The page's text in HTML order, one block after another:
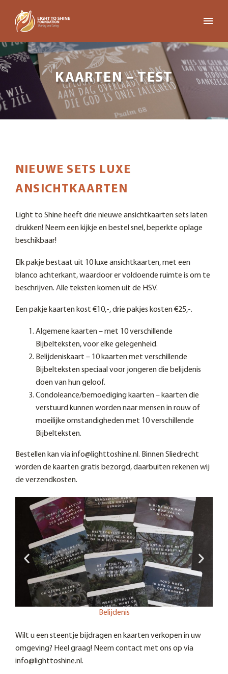
KAARTEN – TEST
NIEUWE SETS LUXE
ANSICHTKAARTEN
Light to Shine heeft drie nieuwe ansichtkaarten sets laten
drukken! Neem een kijkje en bestel snel, beperkte oplage
beschikbaar!
Elk pakje bestaat uit 10 luxe ansichtkaarten, met een
blanco achterkant, waardoor er voldoende ruimte is om te
beschrijven. Alle teksten komen uit de HSV.
Een pakje kaarten kost €10,-, drie pakjes kosten €25,-.
Algemene kaarten – met 10 verschillende
Bijbelteksten, voor elke gelegenheid.
Belijdeniskaart – 10 kaarten met verschillende
Bijbelteksten speciaal voor jongeren die belijdenis
doen van hun geloof.
Condoleance/bemoediging kaarten – kaarten die
verstuurd kunnen worden naar mensen in rouw of
moeilijke omstandigheden met 10 verschillende
Bijbelteksten.
Bestellen kan via info@lighttoshine.nl. Binnen Sliedrecht
worden de kaarten gratis bezorgd, daarbuiten rekenen wij
de verzendkosten.
Belijdenis
Wilt u een steentje bijdragen en kaarten verkopen in uw
omgeving? Heel graag! Neem contact met ons op via
info@lighttoshine.nl.